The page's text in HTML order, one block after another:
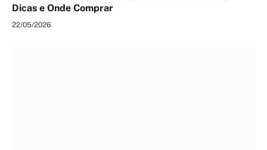
Dicas e Onde Comprar
22/05/2026